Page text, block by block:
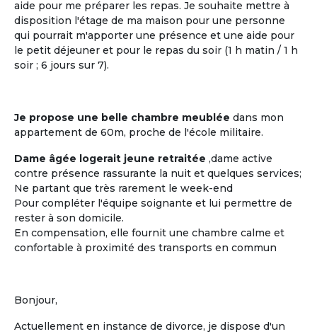
aide pour me préparer les repas. Je souhaite mettre à
disposition l'étage de ma maison pour une personne
qui pourrait m'apporter une présence et une aide pour
le petit déjeuner et pour le repas du soir (1 h matin / 1 h
soir ; 6 jours sur 7).
Je propose une belle chambre meublée dans mon
appartement de 60m, proche de l'école militaire.
Dame âgée logerait jeune retraitée ,dame active
contre présence rassurante la nuit et quelques services;
Ne partant que très rarement le week-end
Pour compléter l'équipe soignante et lui permettre de
rester à son domicile.
En compensation, elle fournit une chambre calme et
confortable à proximité des transports en commun
Bonjour,
Actuellement en instance de divorce, je dispose d'un
Les coûts moindres
Des coûts moins élevés que dans
d'autres structures d'accueil
traditionnelles